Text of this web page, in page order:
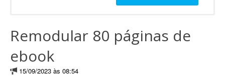
Remodular 80 páginas de
ebook
15/09/2023 às 08:54